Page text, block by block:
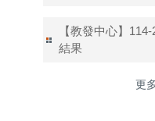
【教發中心】
結果
更